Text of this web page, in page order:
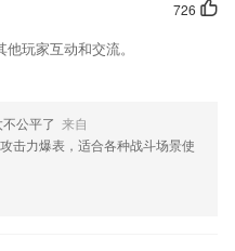
们更好的对产品进行优化修改。
图虫上传视频吧！
726
玩家互动和交流。
公平了 来自
击力爆表，适合各种战斗场景使